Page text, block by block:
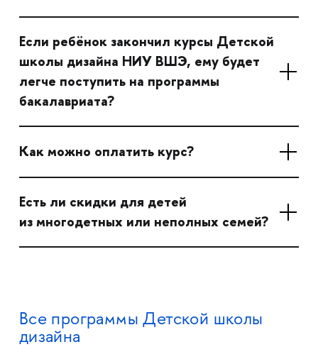
Если ребёнок закончил курсы Детской
школы дизайна НИУ ВШЭ, ему будет
легче поступить на программы
бакалавриата?
Как можно оплатить курс?
Есть ли скидки для детей
из многодетных или неполных семей?
Все программы Детской школы
дизайна